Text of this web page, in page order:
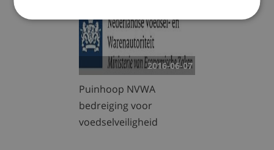
2016-06-07
Puinhoop NVWA
bedreiging voor
voedselveiligheid